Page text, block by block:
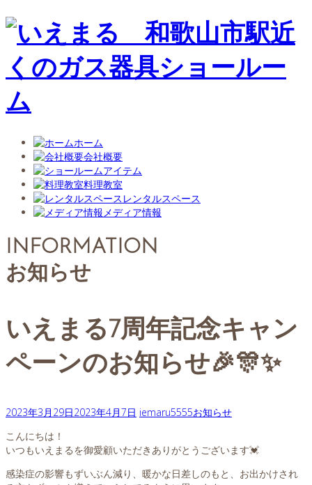
ホーム
会社概要
アイテム
料理教室
レンタルスペース
メディア情報
INFORMATION
お知らせ
いえまる7周年記念キャン
ペーンのお知らせ🎉🎊✨
2023年3月29日2023年4月7日 iemaru5555お知らせ
こんにちは！
いつもいえまるを御愛顧いただきありがとうございます💓
感染症の影響もずいぶん減り、暖かな日差しのもと、お出かけされ